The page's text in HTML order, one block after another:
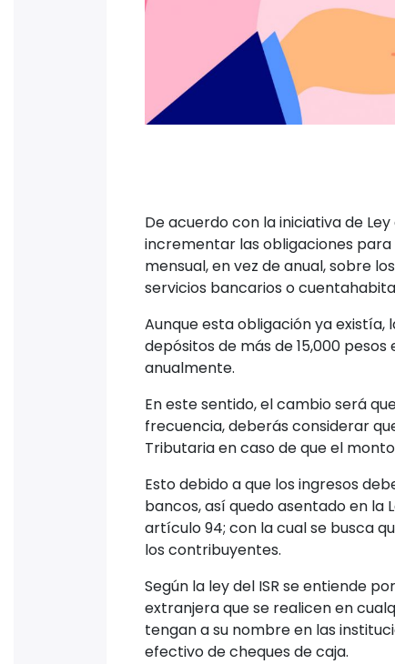
De acuerdo con la iniciativa de
incrementar las obligaciones
mensual, en vez de anual, sobre
servicios bancarios o
Aunque esta obligación ya
depósitos de más de 15,000
anualmente.
En este sentido, el cambio será
frecuencia, deberás considerar
Tributaria en caso de que el
Esto debido a que los ingresos
bancos, así quedo asentado en la
artículo 94; con la cual se busca
los contribuyentes.
Según la ley del ISR se entiende
extranjera que se realicen en
tengan a su nombre en las
efectivo de cheques de caja.